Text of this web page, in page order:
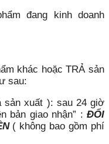
đang kinh doanh
khác hoặc TRẢ sản
sau:
sản xuất ): sau 24 giờ
bản giao nhận” : ĐỔI
( không bao gồm phí